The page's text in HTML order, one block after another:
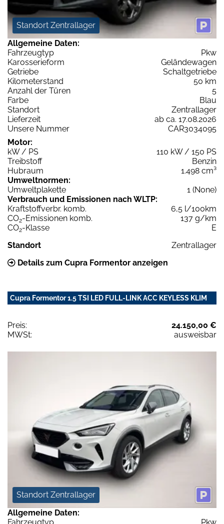
Standort Zentrallager
Allgemeine Daten:
Fahrzeugtyp
Pkw
Karosserieform
Geländewagen
Getriebe
Schaltgetriebe
Kilometerstand
50 km
Anzahl der Türen
5
Farbe
Blau
Standort
Zentrallager
Lieferzeit
ab ca. 17.08.2026
Unsere Nummer
CAR3034095
Motor:
kW / PS
110 kW / 150 PS
Treibstoff
Benzin
Hubraum
1.498 cm³
Umweltnormen:
Umweltplakette
1 (None)
Verbrauch und Emissionen nach WLTP:
Kraftstoffverbr. komb.
6,5 l/100km
CO2-Emissionen komb.
137 g/km
CO2-Klasse
E
Standort
Zentrallager
Details zum Cupra Formentor anzeigen
Cupra Formentor 1.5 TSI LED FULL-LINK ACC KEYLESS KLIM
Preis:
24.150,00 €
MWSt:
ausweisbar
Standort Zentrallager
Allgemeine Daten: